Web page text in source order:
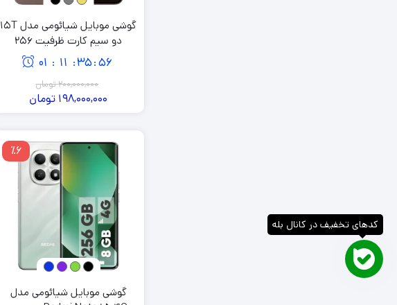
گوشی موبایل شیائومی مدل 15T
دو سیم کارت ظرفیت 256
گیگابایت و رم 12 گیگابایت
55
:
35
:
11
:
01
200,000,000تومان
198,000,000 تومان
٪6
گوشی موبایل شیائومی مدل
کدهای تخفیف در کانال بله